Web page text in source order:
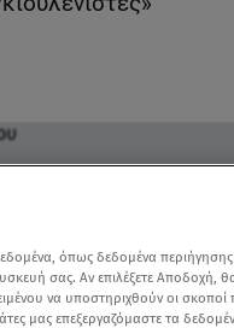
όπως δεδομένα
σας. Αν επιλέξετε Αποδοχή,
να υποστηριχθούν οι σκοποί
μας επεξεργαζόμαστε τα